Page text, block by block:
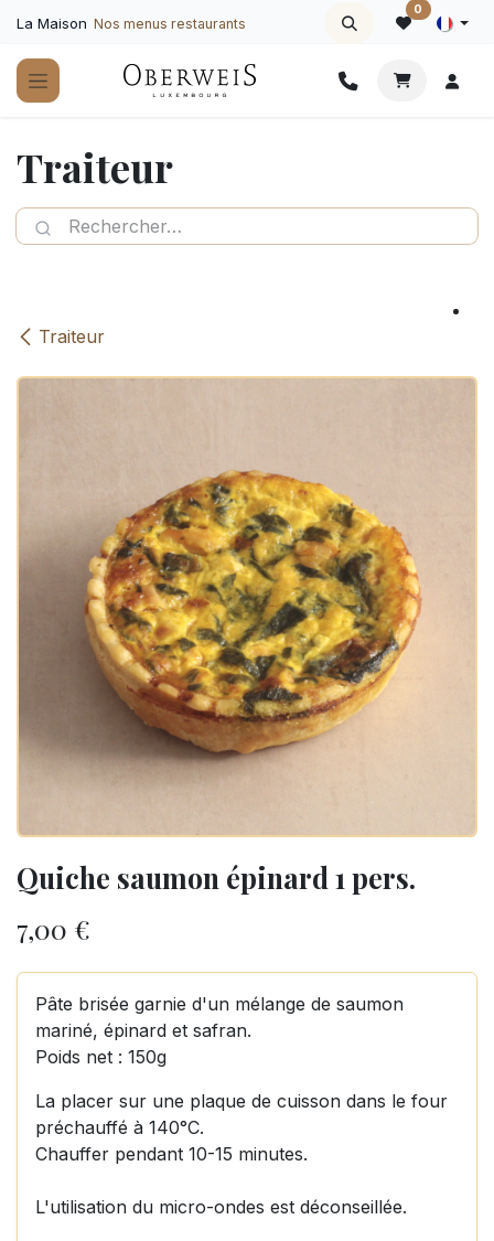
La Maison Nos menus restaurants
0
Traiteur
Traiteur
Quiche saumon épinard 1 pers.
7,00 €
Pâte brisée garnie d'un mélange de saumon
mariné, épinard et safran.
Poids net : 150g
La placer sur une plaque de cuisson dans le four
préchauffé à 140°C.
Chauffer pendant 10-15 minutes.
L'utilisation du micro-ondes est déconseillée.